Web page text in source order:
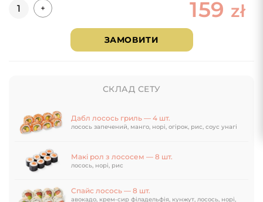
Кількість
+ 159 zł
ЗАМОВИТИ
СКЛАД СЕТУ
Дабл лосось гриль — 4 шт.
лосось запечений, манго, норі, огірок, рис, соус унагі
Макі рол з лососем — 8 шт.
лосось, норі, рис
Спайс лосось — 8 шт.
авокадо, крем-сир філадельфія, кунжут, лосось, норі,